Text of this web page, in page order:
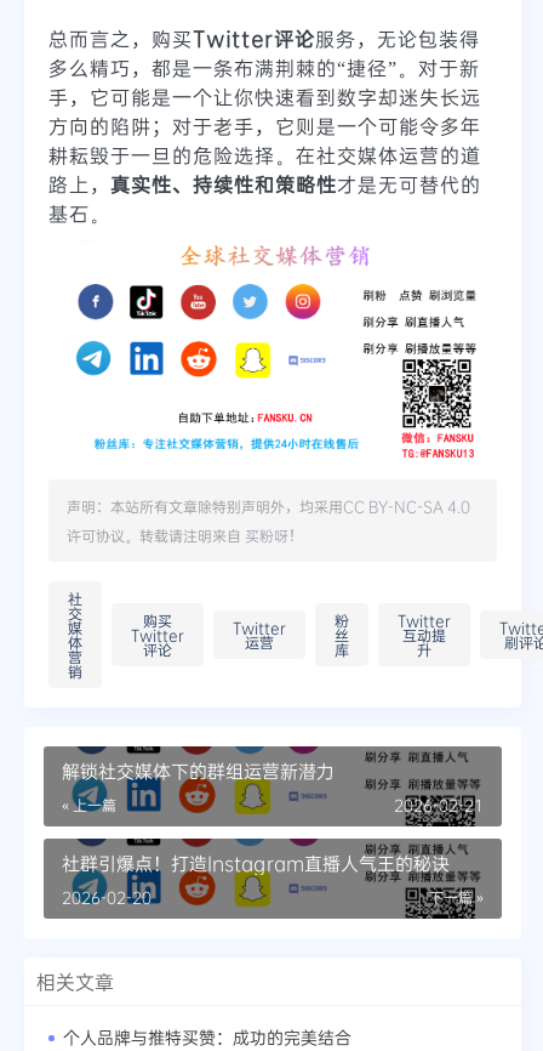
总而言之，购买Twitter评论服务，无论包装得
多么精巧，都是一条布满荆棘的“捷径”。对于新
手，它可能是一个让你快速看到数字却迷失长远
方向的陷阱；对于老手，它则是一个可能令多年
耕耘毁于一旦的危险选择。在社交媒体运营的道
路上， 真实性、持续性和策略性才是无可替代的
基石。
声明：本站所有文章除特别声明外，均采用CC BY-NC-SA 4.0
许可协议。转载请注明来自 买粉呀！
社
交
媒
体
营
销
购买
Twitter
评论
Twitter
运营
粉
丝
库
Twitter
互动提
升 刷评
解锁社交媒体下的群组运营新潜力
« 上一篇 2026-02-21
社群引爆点！打造Instagram直播人气王的秘诀
下一篇 »
2026-02-20
相关文章
个人品牌与推特买赞：成功的完美结合